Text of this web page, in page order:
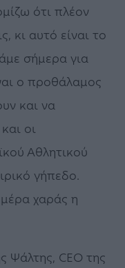
ότι πλέον
κι αυτό είναι το
σήμερα για
ο προθάλαμος
και να
οι
Αθλητικού
γήπεδο.
χαράς η
Ψάλτης, CEO της